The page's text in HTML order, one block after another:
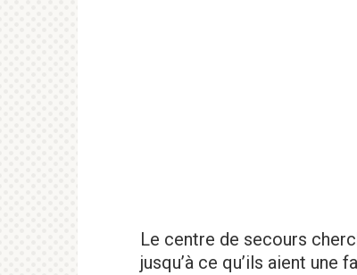
Le centre de secours
jusqu’à ce qu’ils aient une